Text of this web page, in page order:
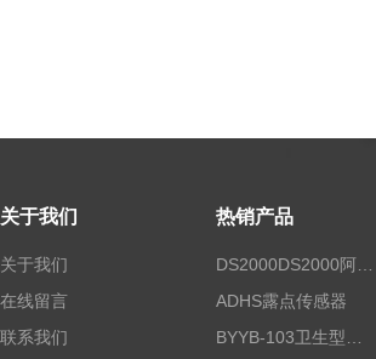
关于我们
关于我们
在线留言
联系我们
热销产品
ADHS露点传感器